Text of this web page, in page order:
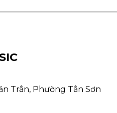
Trân, Phường Tân Sơn